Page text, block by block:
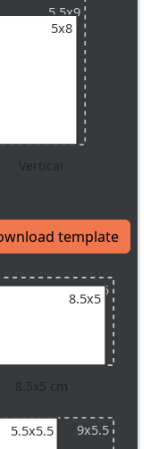
5.5x9
5x8
Vertical
template
9x5.5
8.5x5
8.5x5 cm
9x5.5
5.5x5.5